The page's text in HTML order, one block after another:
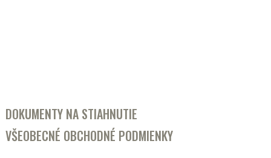
DOKUMENTY NA STIAHNUTIE
VŠEOBECNÉ OBCHODNÉ PODMIENKY